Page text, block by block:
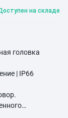
на складе
головка
| IP66